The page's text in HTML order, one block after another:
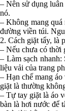
– Nên sử dụng
nó.
– Không mang quá
đường viền túi.
2. Cách giặt tẩy, là
– Nếu chưa có thời
– Làm sạch
liệu vải của trang
– Hạn chế mang
giặt là thường
– Tự tay giặt là áo
bàn là hơi nước để